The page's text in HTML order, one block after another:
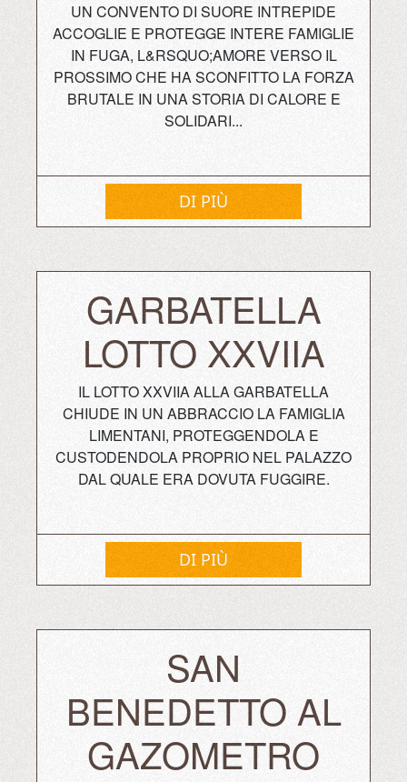
UN CONVENTO DI SUORE INTREPIDE
ACCOGLIE E PROTEGGE INTERE FAMIGLIE
IN FUGA, L&RSQUO;AMORE VERSO IL
PROSSIMO CHE HA SCONFITTO LA FORZA
BRUTALE IN UNA STORIA DI CALORE E
SOLIDARI...
DI PIÙ
GARBATELLA
LOTTO XXVIIA
IL LOTTO XXVIIA ALLA GARBATELLA
CHIUDE IN UN ABBRACCIO LA FAMIGLIA
LIMENTANI, PROTEGGENDOLA E
CUSTODENDOLA PROPRIO NEL PALAZZO
DAL QUALE ERA DOVUTA FUGGIRE.
DI PIÙ
SAN
BENEDETTO AL
GAZOMETRO